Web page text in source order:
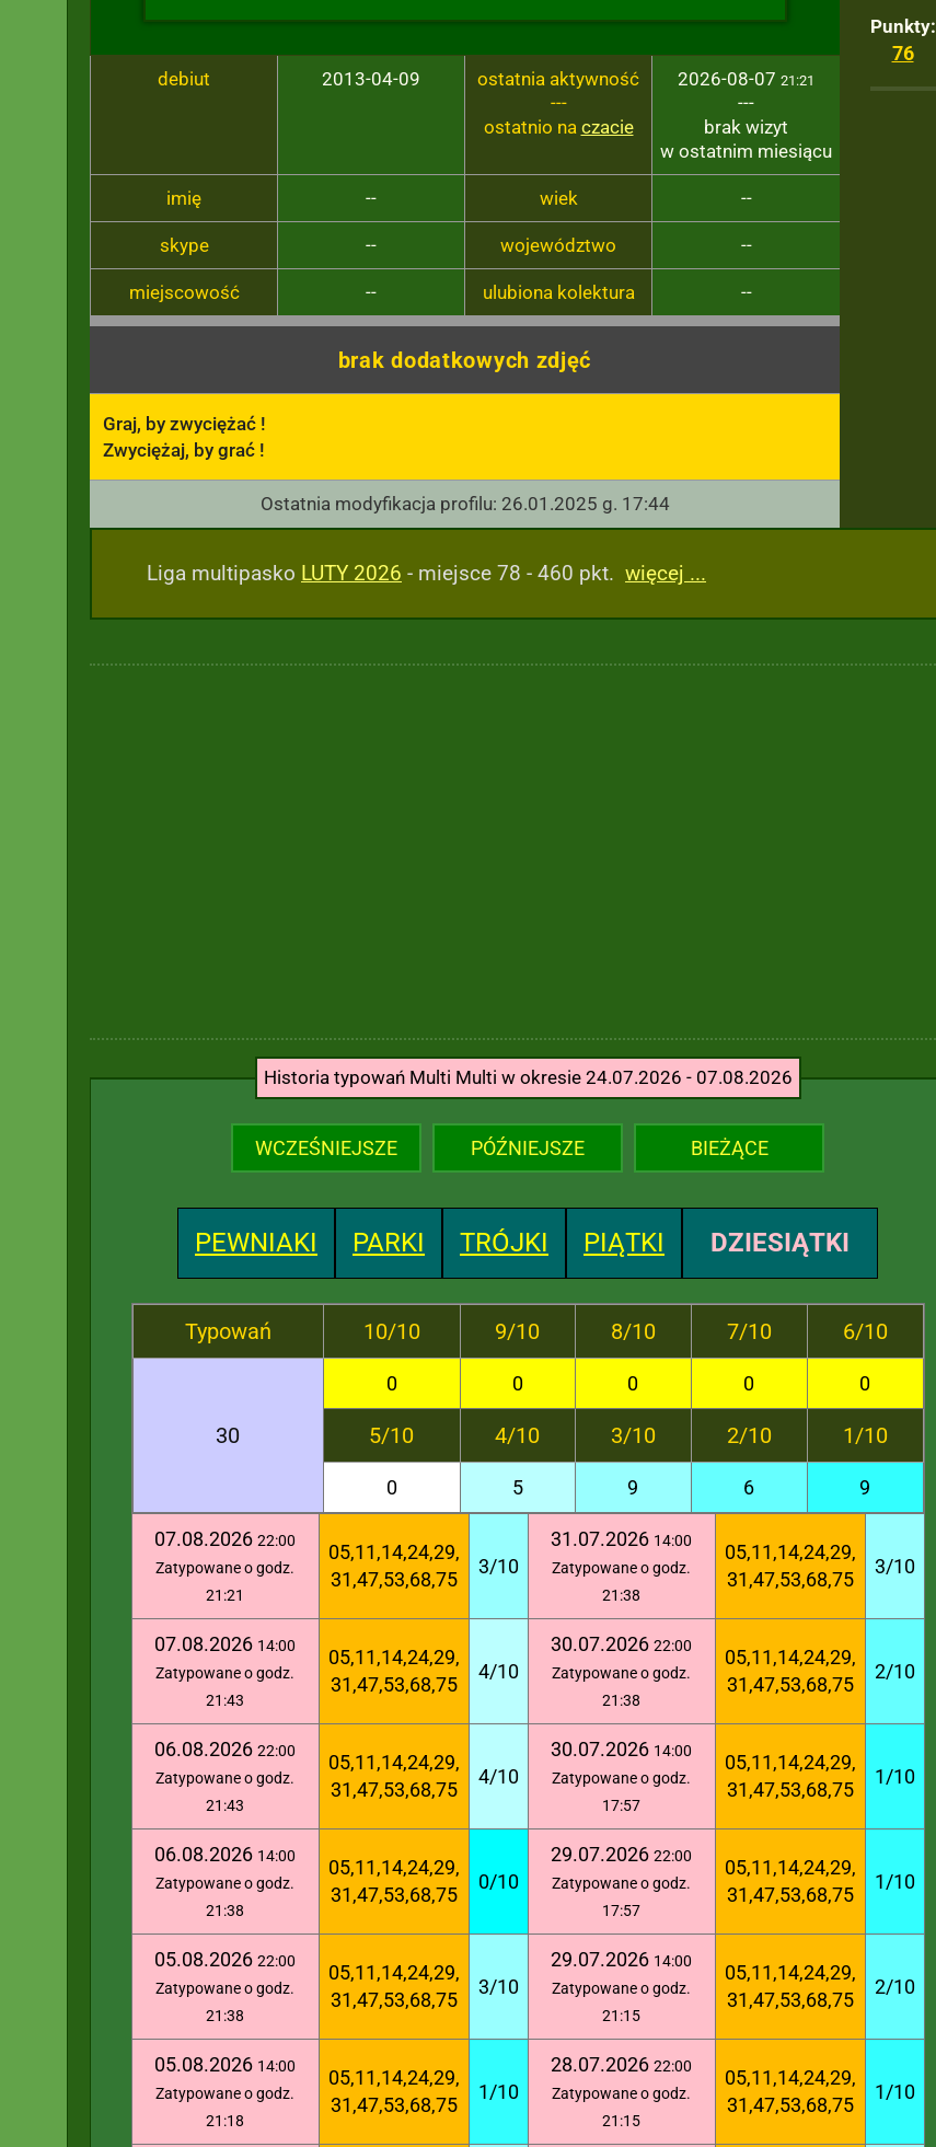
Punkty:
76
debiut 2013-04-09
ostatnia aktywność
---
ostatnio na czacie
2026-08-07 21:21
---
brak wizyt
w ostatnim miesiącu
imię -- wiek --
skype -- województwo --
miejscowość -- ulubiona kolektura --
brak dodatkowych zdjęć
Graj, by zwyciężać !
Zwyciężaj, by grać !
Ostatnia modyfikacja profilu: 26.01.2025 g. 17:44
Liga multipasko LUTY 2026 - miejsce 78 - 460 pkt. więcej ...
Historia typowań Multi Multi w okresie 24.07.2026 - 07.08.2026
WCZEŚNIEJSZE PÓŹNIEJSZE BIEŻĄCE
PEWNIAKI PARKI TRÓJKI PIĄTKI DZIESIĄTKI
Typowań 10/10 9/10 8/10 7/10 6/10
30
0 0 0 0 0
5/10 4/10 3/10 2/10 1/10
0 5 9 6 9
07.08.2026 22:00
Zatypowane o godz.
21:21
05,11,14,24,29,
31,47,53,68,75
3/10
31.07.2026 14:00
Zatypowane o godz.
21:38
05,11,14,24,29,
31,47,53,68,75
3/10
07.08.2026 14:00
Zatypowane o godz.
21:43
05,11,14,24,29,
31,47,53,68,75
4/10
30.07.2026 22:00
Zatypowane o godz.
21:38
05,11,14,24,29,
31,47,53,68,75
2/10
06.08.2026 22:00
Zatypowane o godz.
21:43
05,11,14,24,29,
31,47,53,68,75
4/10
30.07.2026 14:00
Zatypowane o godz.
17:57
05,11,14,24,29,
31,47,53,68,75
1/10
06.08.2026 14:00
Zatypowane o godz.
21:38
05,11,14,24,29,
31,47,53,68,75
0/10
29.07.2026 22:00
Zatypowane o godz.
17:57
05,11,14,24,29,
31,47,53,68,75
1/10
05.08.2026 22:00
Zatypowane o godz.
21:38
05,11,14,24,29,
31,47,53,68,75
3/10
29.07.2026 14:00
Zatypowane o godz.
21:15
05,11,14,24,29,
31,47,53,68,75
2/10
05.08.2026 14:00
Zatypowane o godz.
21:18
05,11,14,24,29,
31,47,53,68,75
1/10
28.07.2026 22:00
Zatypowane o godz.
21:15
05,11,14,24,29,
31,47,53,68,75
1/10